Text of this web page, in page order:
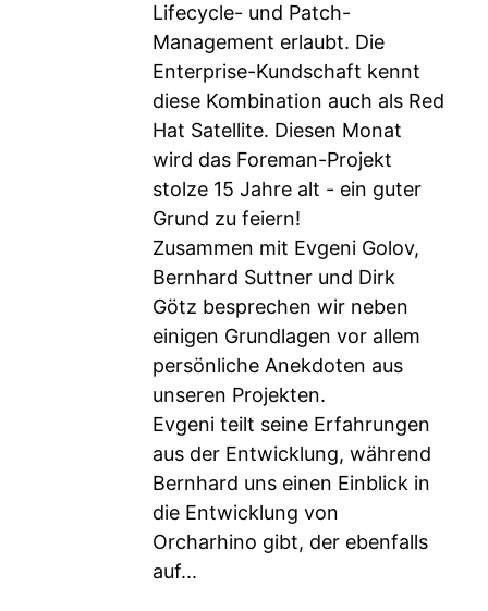
Lifecycle- und Patch-
Management erlaubt. Die
Enterprise-Kundschaft kennt
diese Kombination auch als Red
Hat Satellite. Diesen Monat
wird das Foreman-Projekt
stolze 15 Jahre alt - ein guter
Grund zu feiern!
Zusammen mit Evgeni Golov,
Bernhard Suttner und Dirk
Götz besprechen wir neben
einigen Grundlagen vor allem
persönliche Anekdoten aus
unseren Projekten.
Evgeni teilt seine Erfahrungen
aus der Entwicklung, während
Bernhard uns einen Einblick in
die Entwicklung von
Orcharhino gibt, der ebenfalls
auf...